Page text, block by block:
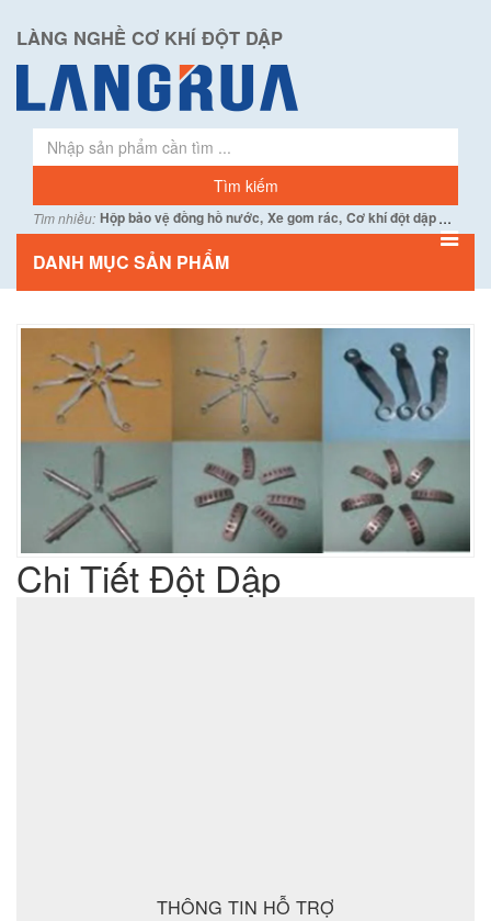
LÀNG NGHỀ CƠ KHÍ ĐỘT DẬP
Tìm nhiều: Hộp bảo vệ đồng hồ nước, Xe gom rác, Cơ khí đột dập...
DANH MỤC SẢN PHẨM
Chi Tiết Đột Dập
THÔNG TIN HỖ TRỢ